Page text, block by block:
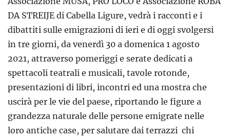
DA STREIJE di Cabella Ligure, vedrà i racconti e i
dibattiti sulle emigrazioni di ieri e di oggi svolgersi
in tre giorni, da venerdì 30 a domenica 1 agosto
2021, attraverso pomeriggi e serate dedicati a
spettacoli teatrali e musicali, tavole rotonde,
presentazioni di libri, incontri ed una mostra che
uscirà per le vie del paese, riportando le figure a
grandezza naturale delle persone emigrate nelle
loro antiche case, per salutare dai terrazzi chi